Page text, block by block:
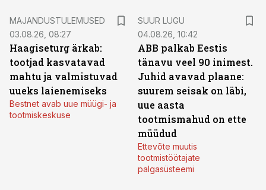
MAJANDUSTULEMUSED
03.08.26, 08:27
Haagiseturg ärkab:
tootjad kasvatavad
mahtu ja valmistuvad
uueks laienemiseks
Bestnet avab uue müügi- ja
tootmiskeskuse
SUUR LUGU
04.08.26, 10:42
ABB palkab Eestis
tänavu veel 90 inimest.
Juhid avavad plaane:
suurem seisak on läbi,
uue aasta
tootmismahud on ette
müüdud
Ettevõte muutis
tootmistöötajate
palgasüsteemi